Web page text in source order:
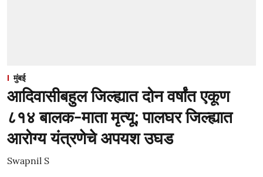
मुंबई
आदिवासीबहुल जिल्ह्यात दोन वर्षांत एकूण
८१४ बालक-माता मृत्यू; पालघर जिल्ह्यात
आरोग्य यंत्रणेचे अपयश उघड
Swapnil S